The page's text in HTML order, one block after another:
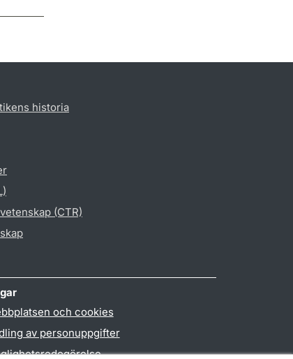
historia
(CTR)
och cookies
av personuppgifter